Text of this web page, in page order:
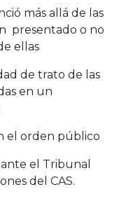
más allá de las
presentado o no
ellas
de trato de las
en un
el orden público
el Tribunal
del CAS.